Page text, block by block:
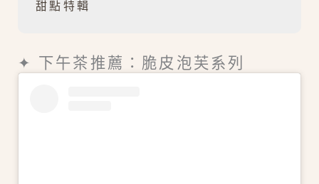
甜點特輯
✦ 下午茶推薦：脆皮泡芙系列